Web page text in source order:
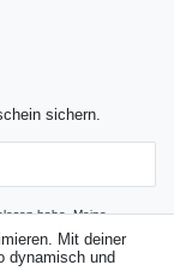
sichern.
habe. Meine
Mit deiner
dynamisch und